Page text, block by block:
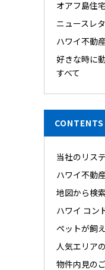
オアフ島住
ニュースレ
ハワイ不動
好きな時に
すべて
CONTENTS
当社のリス
ハワイ不動
地図から検
ハワイ コン
ペットが飼
人気エリア
物件内見の